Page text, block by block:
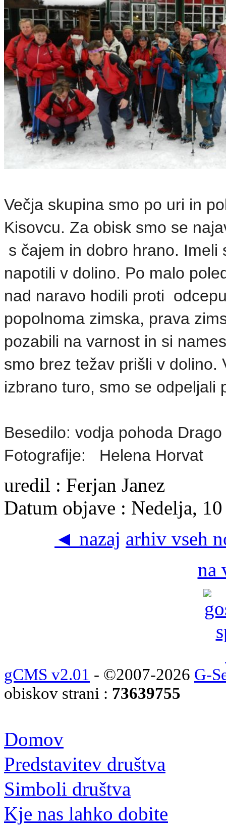
Večja skupina smo po uri in
Kisovcu. Za obisk smo se
s čajem in dobro hrano.
napotili v dolino. Po malo
nad naravo hodili proti
popolnoma zimska, prava
pozabili na varnost in si
smo brez težav prišli v
izbrano turo, smo se odpeljali
Besedilo: vodja pohoda
Fotografije: Helena Horvat
uredil : Ferjan Janez
Datum objave : Nedelja,
◄ nazaj arhiv vseh
na
gCMS v2.01 - ©2007-2026 G-
obiskov strani : 73639755
Domov
Predstavitev društva
Simboli društva
Kje nas lahko dobite